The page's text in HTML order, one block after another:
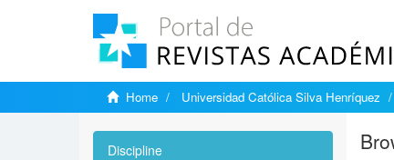
Home Universidad Católica Silva Henríquez
Discipline